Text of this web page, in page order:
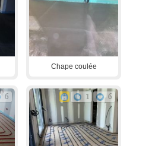
Chape coulée
6 1 6